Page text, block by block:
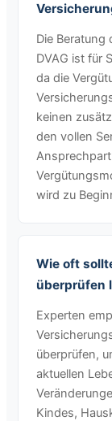
Die Beratung
DVAG ist für
da die
keinen
den vollen
wird zu
Wie oft
überprüfen
Experten
überprüfen,
aktuellen
Kindes,